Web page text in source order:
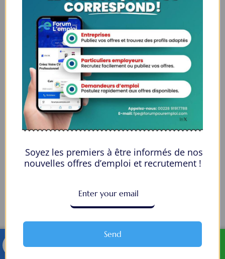
www.forumpouremploi.com
Social Media Auto PublishPowered By :XYZScripts.com
Soyez les premiers à être informés de nos
nouvelles offres d’emploi et recrutement !
Send